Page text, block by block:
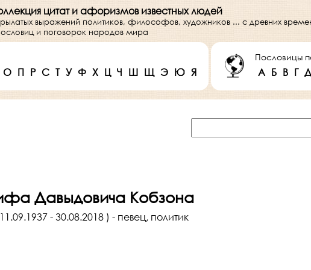
цитат и афоризмов известных людей
выражений политиков, философов, художников ... с древних
и поговорок народов мира
О П Р С Т У Ф Х Ц Ч Ш Щ Э Ю Я
Пословицы
А Б В Г Д
Давыдовича Кобзона
- 30.08.2018 ) - певец, политик